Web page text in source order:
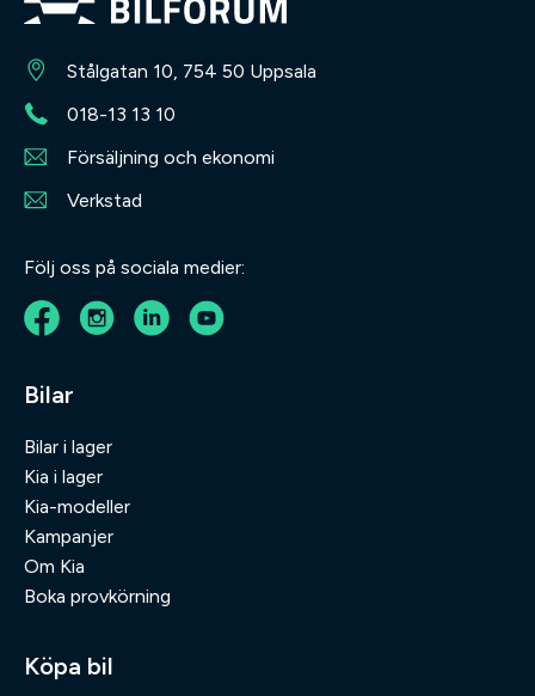
Stålgatan 10, 754 50 Uppsala
018-13 13 10
Försäljning och ekonomi
Verkstad
Följ oss på sociala medier:
Bilar
Bilar i lager
Kia i lager
Kia-modeller
Kampanjer
Om Kia
Boka provkörning
Köpa bil